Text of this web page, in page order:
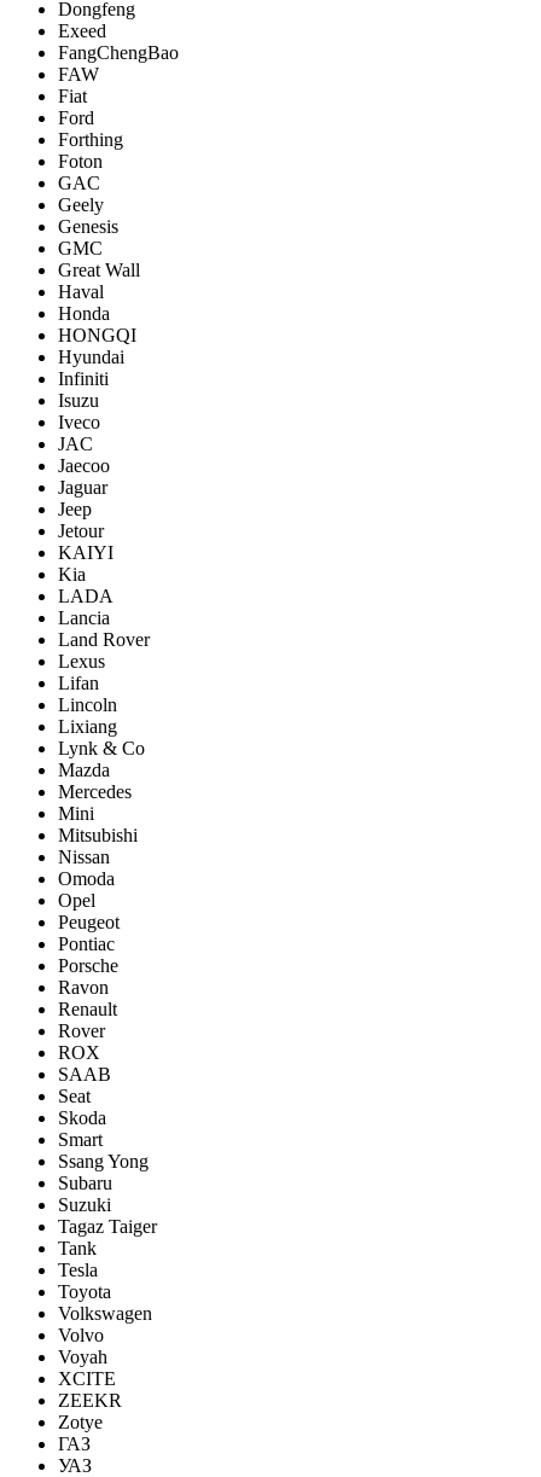
Dongfeng
Exeed
FangChengBao
FAW
Fiat
Ford
Forthing
Foton
GAC
Geely
Genesis
GMC
Great Wall
Haval
Honda
HONGQI
Hyundai
Infiniti
Isuzu
Iveco
JAC
Jaecoo
Jaguar
Jeep
Jetour
KAIYI
Kia
LADA
Lancia
Land Rover
Lexus
Lifan
Lincoln
Lixiang
Lynk & Co
Mazda
Mercedes
Mini
Mitsubishi
Nissan
Omoda
Opel
Peugeot
Pontiac
Porsсhe
Ravon
Renault
Rover
ROX
SAAB
Seat
Skoda
Smart
Ssang Yong
Subaru
Suzuki
Tagaz Taiger
Tank
Tesla
Toyota
Volkswagen
Volvo
Voyah
XCITE
ZEEKR
Zotye
ГАЗ
УАЗ